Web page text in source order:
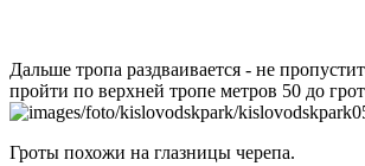
Дальше тропа раздваивается - не
пройти по верхней тропе метров 50 до
Гроты похожи на глазницы черепа.